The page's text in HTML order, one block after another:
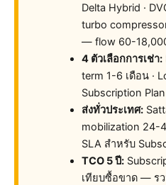
Delta Hybrid ·
turbo
— flow 60-
4 ตัวเลือกการเช่า:
term 1-6 เดือน ·
Subscription
ส่งทั่วประเทศ:
mobilization 24-
SLA สำหรับ
TCO 5 ปี:
เทียบซื้อขาด — ร